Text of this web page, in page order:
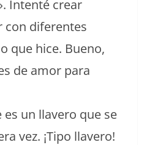
Intenté crear
con diferentes
que hice. Bueno,
de amor para
un llavero que se
vez. ¡Tipo llavero!